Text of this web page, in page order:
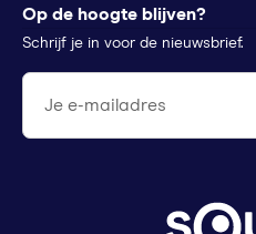
Stichtingen en goede doelen
Squla Polen
scoyo
Op de hoogte blijven?
Schrijf je in voor de nieuwsbrief.
Je e-mailadres